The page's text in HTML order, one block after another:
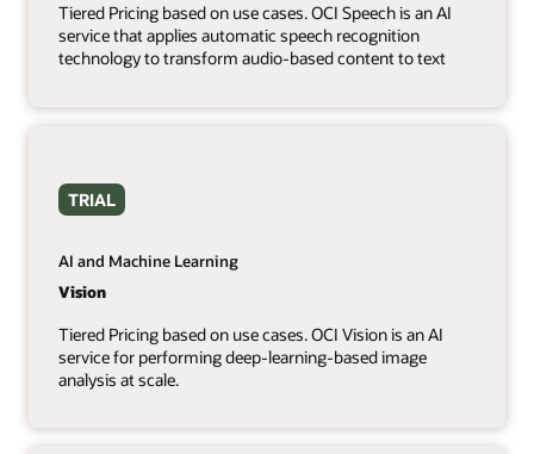
Tiered Pricing based on use cases. OCI Speech is an AI
service that applies automatic speech recognition
technology to transform audio-based content to text
TRIAL
AI and Machine Learning
Vision
Tiered Pricing based on use cases. OCI Vision is an AI
service for performing deep-learning-based image
analysis at scale.